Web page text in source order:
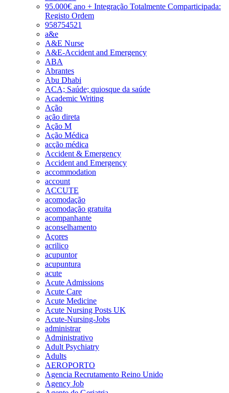
95.000€ ano + Integração Totalmente Comparticipada:
Registo Ordem
958754521
a&e
A&E Nurse
A&E-Accident and Emergency
ABA
Abrantes
Abu Dhabi
ACA; Saúde; quiosque da saúde
Academic Writing
Ação
ação direta
Ação M
Ação Médica
acção médica
Accident & Emergency
Accident and Emergency
accommodation
account
ACCUTE
acomodação
acomodação gratuita
acompanhante
aconselhamento
Açores
acrilico
acupuntor
acupuntura
acute
Acute Admissions
Acute Care
Acute Medicine
Acute Nursing Posts UK
Acute-Nursing-Jobs
administrar
Administrativo
Adult Psychiatry
Adults
AEROPORTO
Agencia Recrutamento Reino Unido
Agency Job